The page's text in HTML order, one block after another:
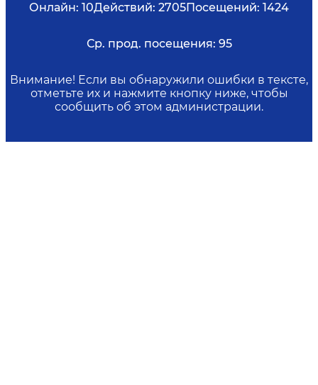
Онлайн: 10Действий: 2705Посещений: 1424
Ср. прод. посещения: 95
Внимание! Если вы обнаружили ошибки в тексте,
отметьте их и нажмите кнопку ниже, чтобы
сообщить об этом администрации.